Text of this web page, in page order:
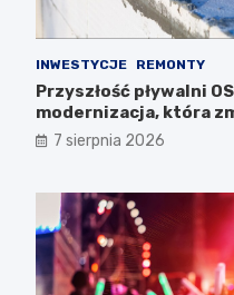
INWESTYCJE REMONTY
Przyszłość pływalni
modernizacja, która
wszystko
7 sierpnia 2026